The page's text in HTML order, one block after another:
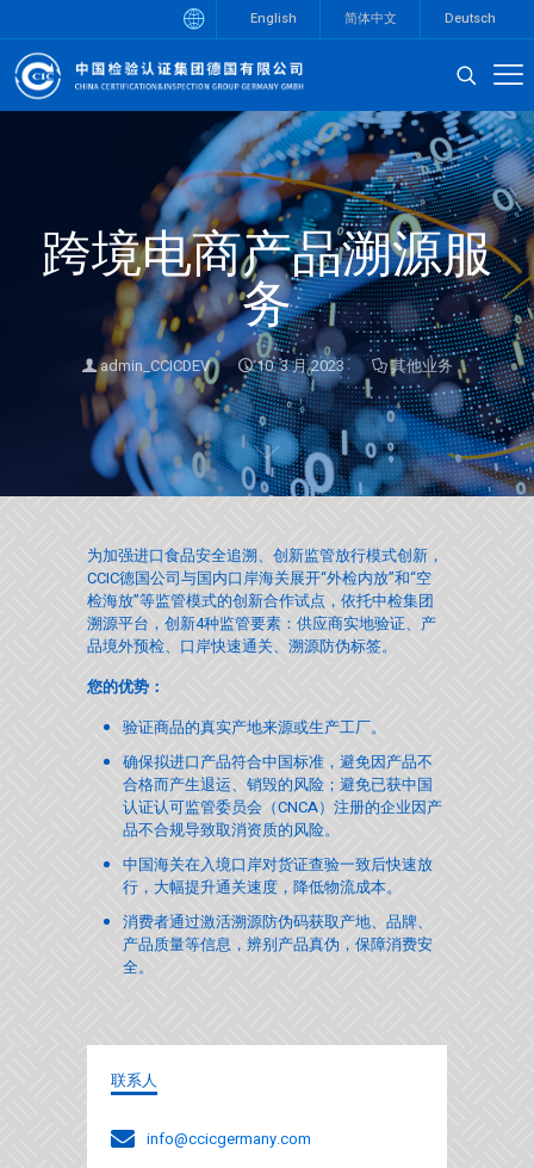
English 简体中文 Deutsch
跨境电商产品溯源服
务
admin_CCICDEV 10. 3 月 2023 其他业务
为加强进口食品安全追溯、创新监管放行模式创新，
CCIC德国公司与国内口岸海关展开“外检内放”和“空
检海放”等监管模式的创新合作试点，依托中检集团
溯源平台，创新4种监管要素：供应商实地验证、产
品境外预检、口岸快速通关、溯源防伪标签。
您的优势：
验证商品的真实产地来源或生产工厂。
确保拟进口产品符合中国标准，避免因产品不
合格而产生退运、销毁的风险；避免已获中国
认证认可监管委员会（CNCA）注册的企业因产
品不合规导致取消资质的风险。
中国海关在入境口岸对货证查验一致后快速放
行，大幅提升通关速度，降低物流成本。
消费者通过激活溯源防伪码获取产地、品牌、
产品质量等信息，辨别产品真伪，保障消费安
全。
联系人
info@ccicgermany.com